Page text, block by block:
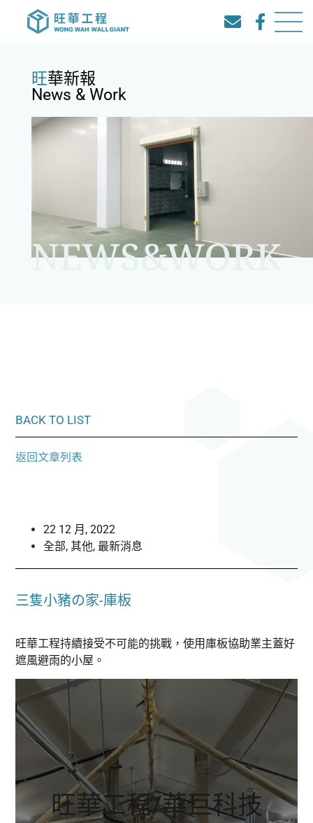
旺華新報
News & Work
NEWS&WORK
BACK TO LIST
返回文章列表
22 12 月, 2022
全部,其他, 最新消息
三隻小豬の家-庫板
旺華工程持續接受不可能的挑戰，使用庫板協助業主蓋好
遮風避雨的小屋。
旺華工程/華巨科技